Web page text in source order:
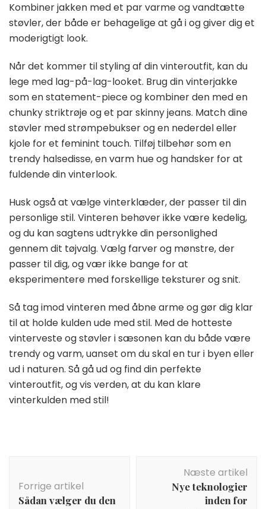
Kombiner jakken med et par varme og vandtætte
støvler, der både er behagelige at gå i og giver dig et
moderigtigt look.
Når det kommer til styling af din vinteroutfit, kan du
lege med lag-på-lag-looket. Brug din vinterjakke
som en statement-piece og kombiner den med en
chunky striktrøje og et par skinny jeans. Match dine
støvler med strømpebukser og en nederdel eller
kjole for et feminint touch. Tilføj tilbehør som en
trendy halsedisse, en varm hue og handsker for at
fuldende din vinterlook.
Husk også at vælge vinterklæder, der passer til din
personlige stil. Vinteren behøver ikke være kedelig,
og du kan sagtens udtrykke din personlighed
gennem dit tøjvalg. Vælg farver og mønstre, der
passer til dig, og vær ikke bange for at
eksperimentere med forskellige teksturer og snit.
Så tag imod vinteren med åbne arme og gør dig klar
til at holde kulden ude med stil. Med de hotteste
vinterveste og støvler i sæsonen kan du både være
trendy og varm, uanset om du skal en tur i byen eller
ud i naturen. Så gå ud og find din perfekte
vinteroutfit, og vis verden, at du kan klare
vinterkulden med stil!
Forrige artikel
Sådan vælger du den
Næste artikel
Nye teknologier
inden for